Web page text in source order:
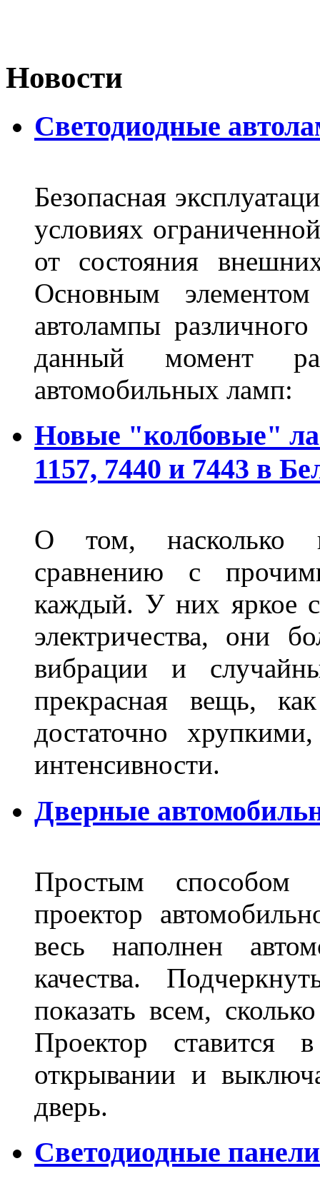
Новости
Светодиодные
Безопасная
условиях
от состояния
Основным
автолампы
данный момент
автомобильных ламп:
Новые "колбовые"
1157, 7440 и 7443 в
О том, насколько
сравнению с
каждый. У них яркое
электричества, они
вибрации и
прекрасная вещь,
достаточно
интенсивности.
Дверные
Простым способом
проектор
весь наполнен
качества.
показать всем,
Проектор ставится
открывании и
дверь.
Светодиодные